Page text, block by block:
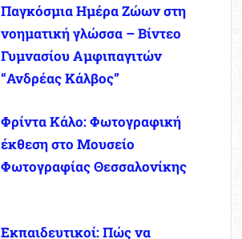
Παγκόσμια Ημέρα Ζώων στη
νοηματική γλώσσα – Βίντεο
Γυμνασίου Αμφιπαγιτών
“Ανδρέας Κάλβος”
Φρίντα Κάλο: Φωτογραφική
έκθεση στο Μουσείο
Φωτογραφίας Θεσσαλονίκης
Εκπαιδευτικοί: Πώς να